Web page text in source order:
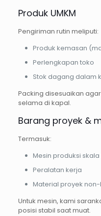
Produk UMKM
Pengiriman rutin meliputi:
Produk kemasan
Perlengkapan toko
Stok dagang dalam
Packing disesuaikan agar
selama di kapal.
Barang proyek &
Termasuk:
Mesin produksi
Peralatan kerja
Material proyek
Untuk mesin, kami
posisi stabil saat muat.